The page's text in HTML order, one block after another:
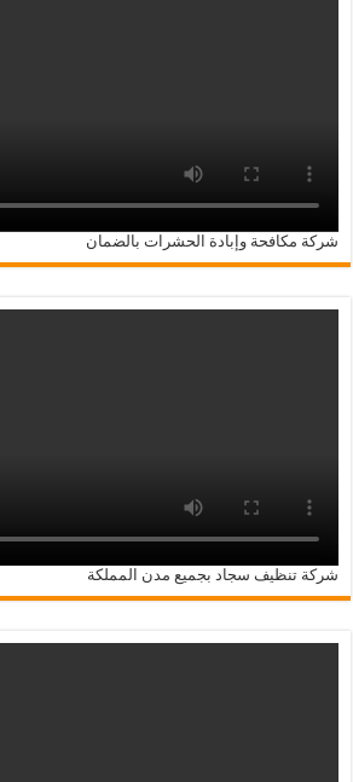
شركة مكافحة وإبادة الحشرات بالضمان
شركة تنظيف سجاد بجميع مدن المملكة